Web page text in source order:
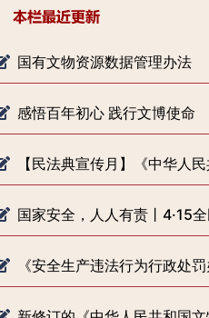
国有文物资源数据管理办法
感悟百年初心 践行文博使命
【民法典宣传月】《中华人民共和
国家安全，人人有责丨4·15
《安全生产违法行为行政处罚办法》自